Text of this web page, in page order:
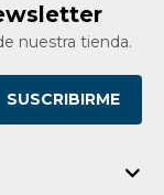
nuestra tienda.
SUSCRIBIRME